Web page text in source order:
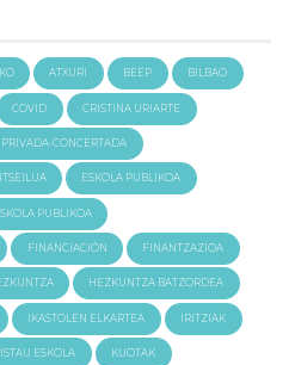
ATXURI BEEP BILBAO
COVID CRISTINA URIARTE
CONCERTADA
ESKOLA PUBLIKOA
PUBLIKOA
FINANCIACIÓN FINANTZAZIOA
HEZKUNTZA BATZORDEA
IKASTOLEN ELKARTEA IRITZIAK
ESKOLA KUOTAK